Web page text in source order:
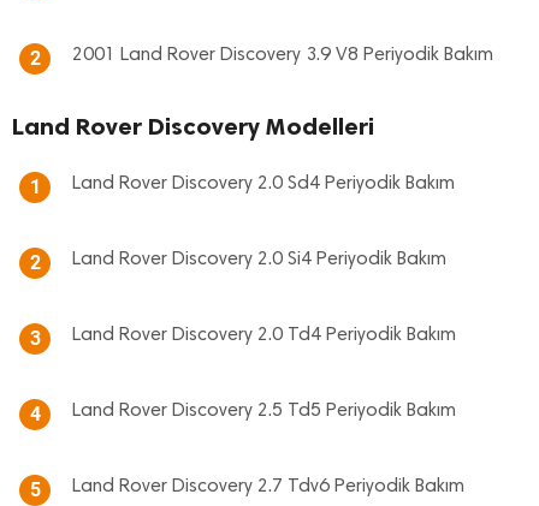
2 2001 Land Rover Discovery 3.9 V8 Periyodik Bakım
Land Rover Discovery Modelleri
1 Land Rover Discovery 2.0 Sd4 Periyodik Bakım
2 Land Rover Discovery 2.0 Si4 Periyodik Bakım
3 Land Rover Discovery 2.0 Td4 Periyodik Bakım
4 Land Rover Discovery 2.5 Td5 Periyodik Bakım
5 Land Rover Discovery 2.7 Tdv6 Periyodik Bakım